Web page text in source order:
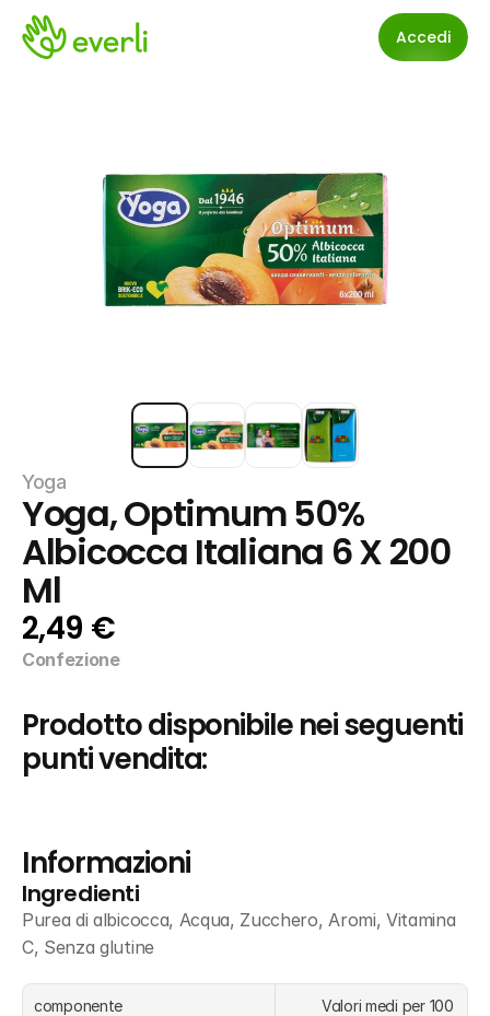
Accedi
Yoga
Yoga, Optimum 50%
Albicocca Italiana 6 X 200
Ml
2,49 €
Confezione
Prodotto disponibile nei seguenti
punti vendita:
Informazioni
Ingredienti
Purea di albicocca, Acqua, Zucchero, Aromi, Vitamina
C, Senza glutine
componente